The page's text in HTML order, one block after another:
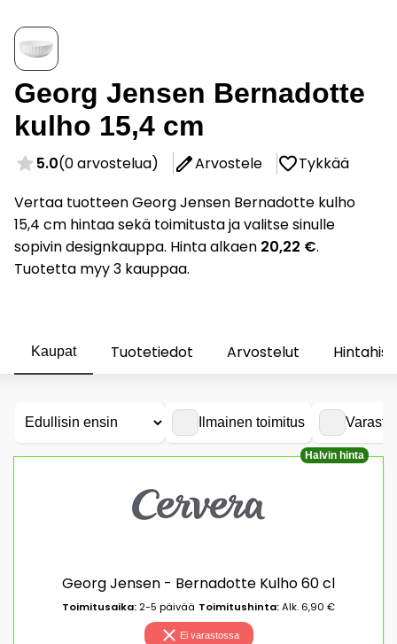
Georg Jensen Bernadotte
kulho 15,4 cm
5.0(0 arvostelua) Arvostele
Tykkää
Vertaa tuotteen Georg Jensen Bernadotte kulho
15,4 cm hintaa sekä toimitusta ja valitse sinulle
sopivin designkauppa. Hinta alkaen 20,22 €.
Tuotetta myy 3 kauppaa.
Kaupat Tuotetiedot Arvostelut
Ilmainen toimitus
Halvin hinta
Georg Jensen - Bernadotte Kulho 60 cl
Toimitusaika: 2-5 päivää Toimitushinta:Alk. 6,90 €
Ei varastossa